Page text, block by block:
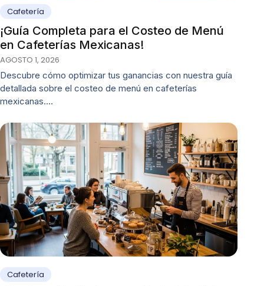
Cafetería
¡Guía Completa para el Costeo de Menú
en Cafeterías Mexicanas!
AGOSTO 1, 2026
Descubre cómo optimizar tus ganancias con nuestra guía
detallada sobre el costeo de menú en cafeterías
mexicanas.…
Cafetería